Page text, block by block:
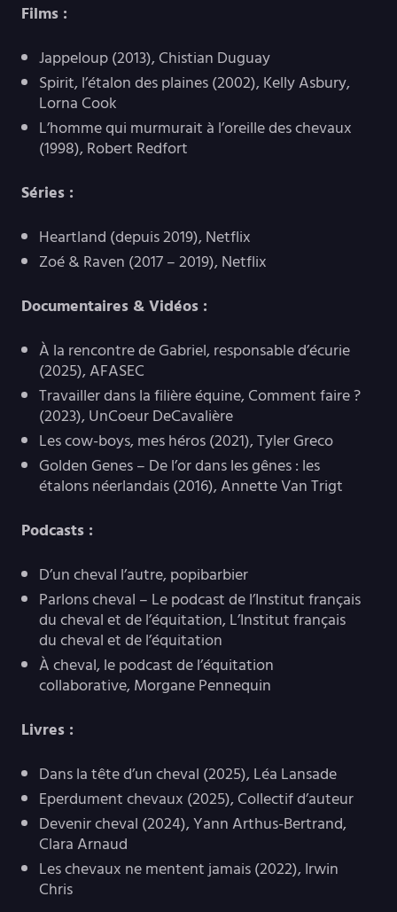
Films :
Jappeloup (2013), Chistian Duguay
Spirit, l’étalon des plaines (2002), Kelly Asbury,
Lorna Cook
L’homme qui murmurait à l’oreille des chevaux
(1998), Robert Redfort
Séries :
Heartland (depuis 2019), Netflix
Zoé & Raven (2017 – 2019), Netflix
Documentaires & Vidéos :
À la rencontre de Gabriel, responsable d’écurie
(2025), AFASEC
Travailler dans la filière équine, Comment faire ?
(2023), UnCoeur DeCavalière
Les cow-boys, mes héros (2021), Tyler Greco
Golden Genes – De l’or dans les gênes : les
étalons néerlandais (2016), Annette Van Trigt
Podcasts :
D’un cheval l’autre, popibarbier
Parlons cheval – Le podcast de l’Institut français
du cheval et de l’équitation, L’Institut français
du cheval et de l’équitation
À cheval, le podcast de l’équitation
collaborative, Morgane Pennequin
Livres :
Dans la tête d’un cheval (2025), Léa Lansade
Eperdument chevaux (2025), Collectif d’auteur
Devenir cheval (2024), Yann Arthus-Bertrand,
Clara Arnaud
Les chevaux ne mentent jamais (2022), Irwin
Chris